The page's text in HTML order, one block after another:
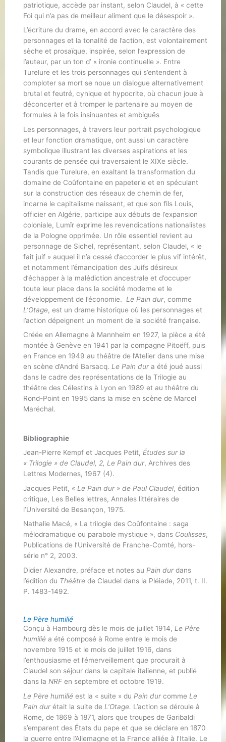
patriotique, accède par instant, selon Claudel, à « cette
Foi qui n’a pas de meilleur aliment que le désespoir ».
L’écriture du drame, en accord avec le caractère des
personnages et la tonalité de l’action, est volontairement
sèche et prosaïque, inspirée, selon l’expression de
l’auteur, par un ton d’ « ironie continuelle ». Entre
Turelure et les trois personnages qui s’entendent à
comploter sa mort se noue un dialogue alternativement
brutal et feutré, cynique et hypocrite, où chacun joue à
déconcerter et à tromper le partenaire au moyen de
formules à la fois insinuantes et ambiguës
Les personnages, à travers leur portrait psychologique
et leur fonction dramatique, ont aussi un caractère
symbolique illustrant les diverses aspirations et les
courants de pensée qui traversaient le XIXe siècle.
Tandis que Turelure, en exaltant la transformation du
domaine de Coûfontaine en papeterie et en spéculant
sur la construction des réseaux de chemin de fer,
incarne le capitalisme naissant, et que son fils Louis,
officier en Algérie, participe aux débuts de l’expansion
coloniale, Lumîr exprime les revendications nationalistes
de la Pologne opprimée. Un rôle essentiel revient au
personnage de Sichel, représentant, selon Claudel, « le
fait juif » auquel il n’a cessé d’accorder le plus vif intérêt,
et notamment l’émancipation des Juifs désireux
d’échapper à la malédiction ancestrale et d’occuper
toute leur place dans la société moderne et le
développement de l’économie. Le Pain dur, comme
L’Otage, est un drame historique où les personnages et
l’action dépeignent un moment de la société française.
Créée en Allemagne à Mannheim en 1927, la pièce a été
montée à Genève en 1941 par la compagne Pitoëff, puis
en France en 1949 au théâtre de l’Atelier dans une mise
en scène d’André Barsacq. Le Pain dura été joué aussi
dans le cadre des représentations de la Trilogie au
théâtre des Célestins à Lyon en 1989 et au théâtre du
Rond-Point en 1995 dans la mise en scène de Marcel
Maréchal.
Bibliographie
Jean-Pierre Kempf et Jacques Petit, Études sur la
« Trilogie » de Claudel, 2, Le Pain dur, Archives des
Lettres Modernes, 1967 (4).
Jacques Petit, « Le Pain dur » de Paul Claudel, édition
critique, Les Belles lettres, Annales littéraires de
l’Université de Besançon, 1975.
Nathalie Macé, « La trilogie des Coûfontaine : saga
mélodramatique ou parabole mystique », dans Coulisses,
Publications de l’Université de Franche-Comté, hors-
série n° 2, 2003.
Didier Alexandre, préface et notes au Pain durdans
l’édition du Théâtre de Claudel dans la Pléiade, 2011, t. II.
P. 1483-1492.
Le Père humilié
Conçu à Hambourg dès le mois de juillet 1914, Le Père
humilié a été composé à Rome entre le mois de
novembre 1915 et le mois de juillet 1916, dans
l’enthousiasme et l’émerveillement que procurait à
Claudel son séjour dans la capitale italienne, et publié
dans la NRF en septembre et octobre 1919.
Le Père humilié est la « suite » du Pain durcomme Le
Pain durétait la suite de L’Otage. L’action se déroule à
Rome, de 1869 à 1871, alors que troupes de Garibaldi
s’emparent des États du pape et que se déclare en 1870
la guerre entre l’Allemagne et la France alliée à l’Italie. Le